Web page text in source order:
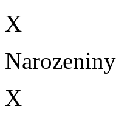
X
Narozeniny
X